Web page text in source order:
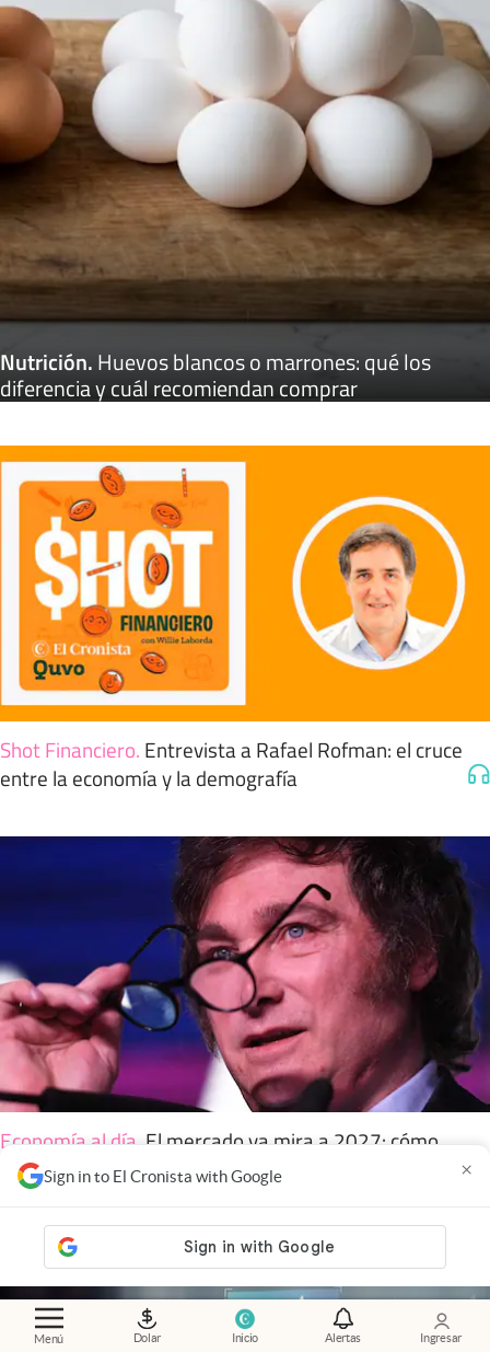
Menú Dolar Inicio Alertas Ingresar
Sign in to El Cronista with Google ×
Nutrición.Huevos blancos o marrones: qué los
diferencia y cuál recomiendan comprar
Shot Financiero. Entrevista a Rafael Rofman: el cruce
entre la economía y la demografía
Economía al día El mercado ya mira a 2027: cómo
influye la política en las inversiones